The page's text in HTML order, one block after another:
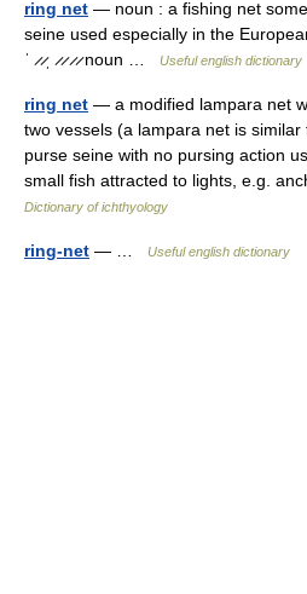
ring net — noun : a fishing net
seine used especially in the
ˈ ̷ ̷ˌ ̷ ̷ ̷ ̷ noun …
Useful english dictionary
ring net — a modified lampara net
two vessels (a lampara net is
purse seine with no pursing action
small fish attracted to lights, e.g.
Dictionary of ichthyology
ring-net — … Useful english dictionary